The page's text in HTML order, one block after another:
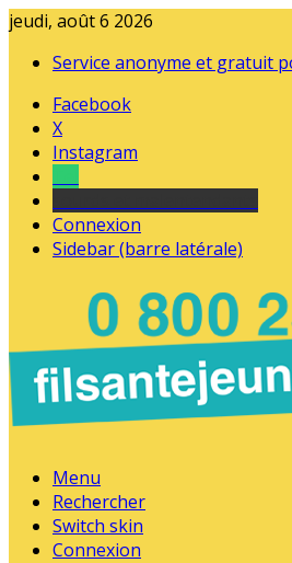
jeudi, août 6 2026
Service anonyme et gratuit
Facebook
X
Instagram
Connexion
Sidebar (barre latérale)
Menu
Rechercher
Switch skin
Connexion